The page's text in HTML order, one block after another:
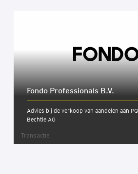
Fon­do Pro­fes­si­o­nals B.V.
Advies bij de verkoop van aandelen aan
Bechtle AG
Transactie